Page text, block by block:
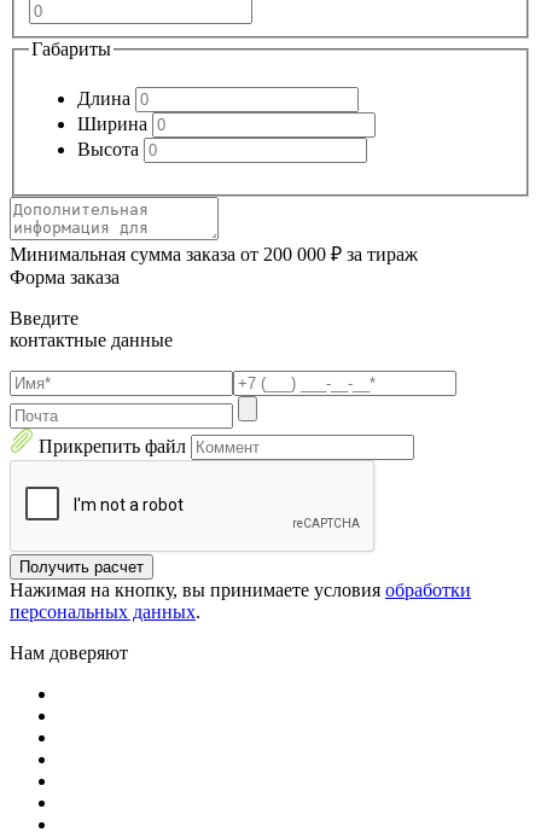
Габариты
Длина
Ширина
Высота
Минимальная сумма заказа от 200 000 ₽ за тираж
Форма заказа
Введите
контактные данные
Прикрепить файл
Получить расчет
Нажимая на кнопку, вы принимаете условия обработки
персональных данных.
Нам доверяют